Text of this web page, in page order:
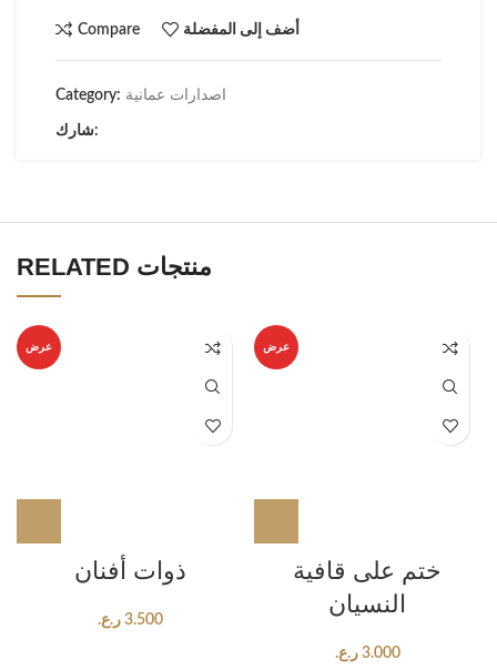
Compare أضف إلى المفضلة
Category: اصدارات عمانية
شارك:
RELATED منتجات
عرض
ذوات أفنان
3.500 ر.ع.
عرض
ختم على قافية
النسيان
3.000 ر.ع.